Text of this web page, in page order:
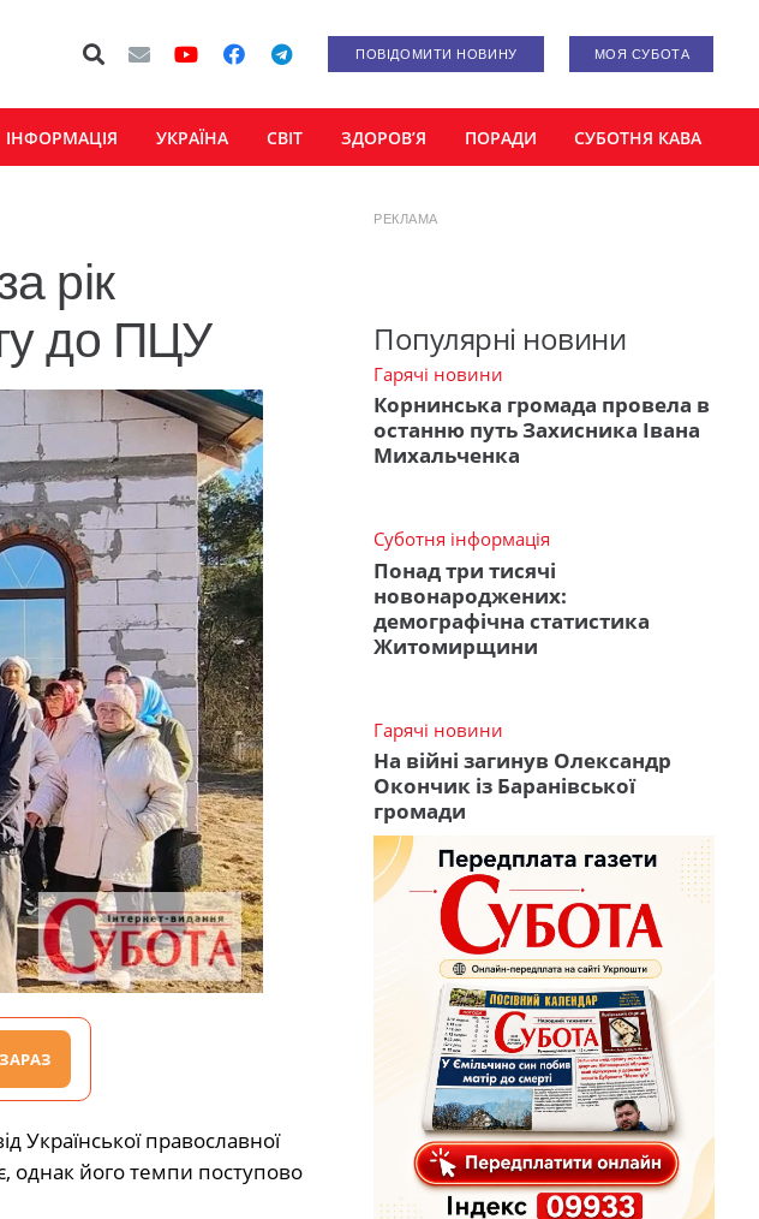
ПОВІДОМИТИ НОВИНУ МОЯ СУБОТА
ІНФОРМАЦІЯ УКРАЇНА СВІТ ЗДОРОВ’Я ПОРАДИ СУБОТНЯ КАВА
рік
до ПЦУ
Української православної
однак його темпи поступово
РЕКЛАМА
Популярні новини
Гарячі новини
Корнинська громада провела в
останню путь Захисника Івана
Михальченка
Суботня інформація
Понад три тисячі
новонароджених:
демографічна статистика
Житомирщини
Гарячі новини
На війні загинув Олександр
Окончик із Баранівської
громади